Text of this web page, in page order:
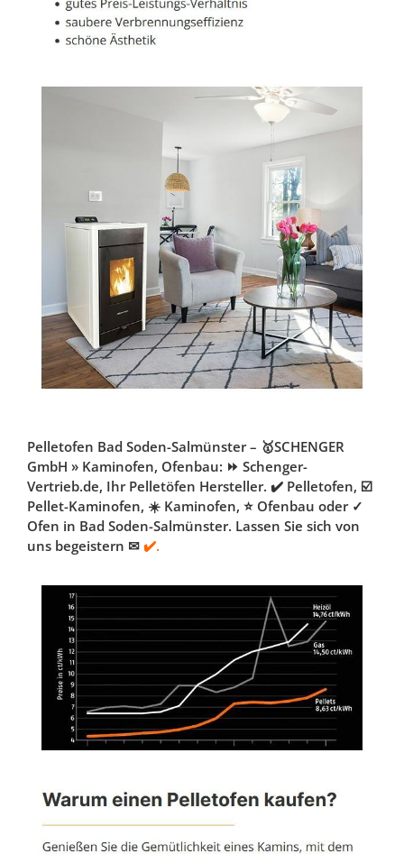
Pelletofen Bad Soden-Salmünster – 🥇SCHENGER
GmbH » Kaminofen, Ofenbau: ⏩ Schenger-
Vertrieb.de, Ihr Pelletöfen Hersteller. ✔️ Pelletofen, ☑️
Pellet-Kaminofen, ☀️ Kaminofen, ⭐ Ofenbau oder ✓
Ofen in Bad Soden-Salmünster. Lassen Sie sich von
uns begeistern ✉ ✔️.